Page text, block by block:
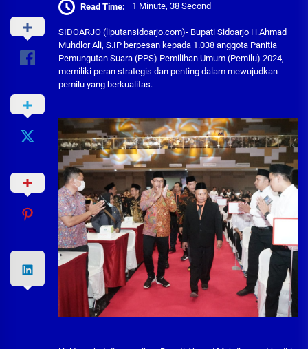
Read Time: 1 Minute, 38 Second
SIDOARJO (liputansidoarjo.com)- Bupati Sidoarjo H.Ahmad
Muhdlor Ali, S.IP berpesan kepada 1.038 anggota Panitia
Pemungutan Suara (PPS) Pemilihan Umum (Pemilu) 2024,
memiliki peran strategis dan penting dalam mewujudkan
pemilu yang berkualitas.